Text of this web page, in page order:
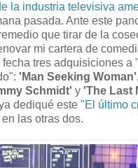
la industria televisiva
pasada. Ante este
que tirar de la
mi cartera de
tres adquisiciones a
'Man Seeking
Schmidt' y 'The Last
dediqué este "El último
las otras dos.